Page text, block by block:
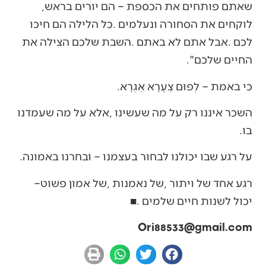
‬החיים‭ ‬שלכם‭.‬‮"‬
כי‭ ‬באמת‭ ‬‮–‬‭ ‬לְפוּם‭ ‬צַעֲרָא‭ ‬אַגְרָא‭.‬
‬בו‭.‬
על‭ ‬רגע‭ ‬שבו‭ ‬יכולנו‭ ‬לבחור‭ ‬בעצמנו‭ ‬‮–‬‭ ‬ובחרנו‭ ‬באמונה‭.‬
‬יכול‭ ‬לשנות‭ ‬חיים‭ ‬שלמים‭. ‬■
Ori88533@gmail.com